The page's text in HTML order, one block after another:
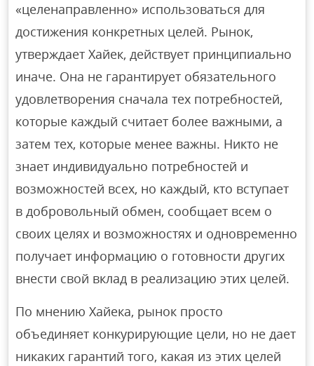
«целенаправленно» использоваться для
достижения конкретных целей. Рынок,
утверждает Хайек, действует принципиально
иначе. Она не гарантирует обязательного
удовлетворения сначала тех потребностей,
которые каждый считает более важными, а
затем тех, которые менее важны. Никто не
знает индивидуально потребностей и
возможностей всех, но каждый, кто вступает
в добровольный обмен, сообщает всем о
своих целях и возможностях и одновременно
получает информацию о готовности других
внести свой вклад в реализацию этих целей.
По мнению Хайека, рынок просто
объединяет конкурирующие цели, но не дает
никаких гарантий того, какая из этих целей